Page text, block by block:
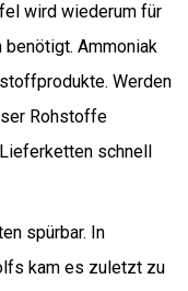
wird wiederum für
Ammoniak
Werden
Rohstoffe
schnell
spürbar. In
kam es zuletzt zu